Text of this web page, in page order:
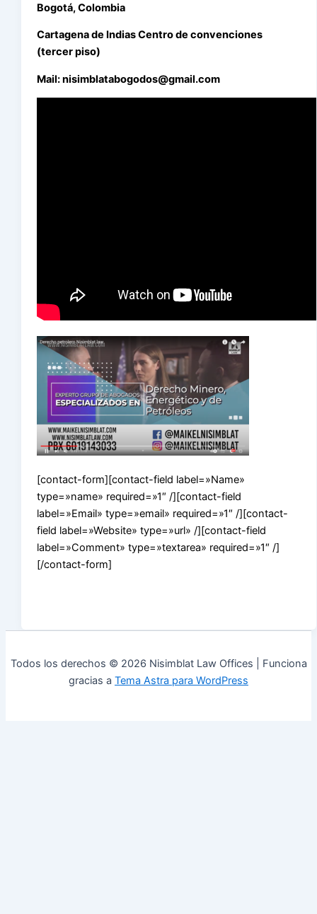
Bogotá, Colombia
Cartagena de Indias Centro de convenciones
(tercer piso)
Mail: nisimblatabogodos@gmail.com
[contact-form][contact-field label=»Name»
type=»name» required=»1″ /][contact-field
label=»Email» type=»email» required=»1″ /][contact-
field label=»Website» type=»url» /][contact-field
label=»Comment» type=»textarea» required=»1″ /]
[/contact-form]
Todos los derechos © 2026 Nisimblat Law Offices | Funciona
gracias a Tema Astra para WordPress